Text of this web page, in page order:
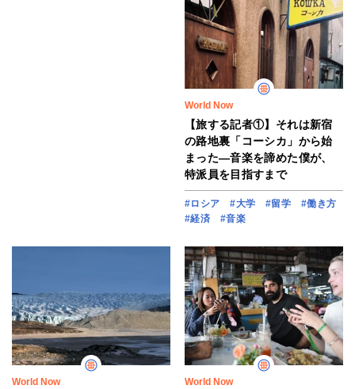
World Now
【旅する記者①】それは新宿
の路地裏「コーシカ」から始
まった―音楽を諦めた僕が、
特派員を目指すまで
#ロシア #大学 #留学
#働き方
#経済
#音楽
World Now World Now